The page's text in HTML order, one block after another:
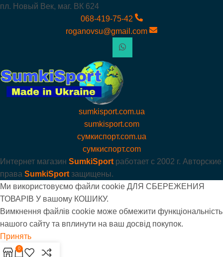
пл. Новый Век, маг. ВК 624
068-419-75-42
roganovsu@gmail.com
sumkisport.com.ua
sumkisport.com
сумкиспорт.com.ua
сумкиспорт.com
Интернет магазин SumkiSport работает с 2002 г. Авторские
права SumkiSport защищены.
0
Ми використовуємо файли cookie ДЛЯ СБЕРЕЖЕНИЯ
ТОВАРІВ У вашому КОШИКУ.
Вимкнення файлів cookie може обмежити функціональність
нашого сайту та вплинути на ваш досвід покупок.
Принять